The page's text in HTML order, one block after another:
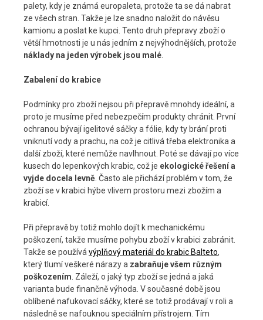
palety, kdy je známá europaleta, protože ta se dá nabrat
ze všech stran. Takže je lze snadno naložit do návěsu
kamionu a poslat ke kupci. Tento druh přepravy zboží o
větší hmotnosti je u nás jedním z nejvýhodnějších, protože
náklady na jeden výrobek jsou malé
Zabalení do krabice
Podmínky pro zboží nejsou při přepravě mnohdy ideální, a
proto je musíme před nebezpečím produkty chránit. První
ochranou bývají igelitové sáčky a fólie, kdy ty brání proti
vniknutí vody a prachu, na což je citlivá třeba elektronika a
další zboží, které nemůže navlhnout. Poté se dávají po více
kusech do lepenkových krabic, což je ekologické řešení a
vyjde docela levně . Často ale přichází problém v tom, že
zboží se v krabici hýbe vlivem prostoru mezi zbožím a
krabicí.
Při přepravě by totiž mohlo dojít k mechanickému
poškození, takže musíme pohybu zboží v krabici zabránit.
Takže se používá výplňový materiál do krabic Balteto,
který tlumí veškeré nárazy a zabraňuje všem různým
poškozením . Záleží, o jaký typ zboží se jedná a jaká
varianta bude finančně výhoda. V současné době jsou
oblíbené nafukovací sáčky, které se totiž prodávají v roli a
následně se nafouknou speciálním přístrojem. Tím